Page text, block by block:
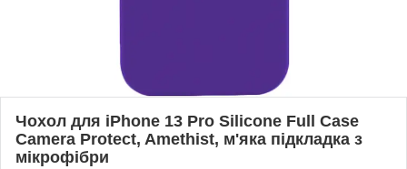
Чохол для iPhone 13 Pro Silicone Full Case
Camera Protect, Amethist, м'яка підкладка з
мікрофібри